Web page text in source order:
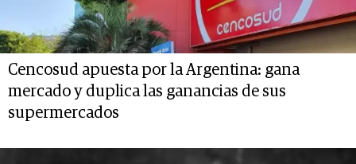
Cencosud apuesta por la Argentina: gana
mercado y duplica las ganancias de sus
supermercados